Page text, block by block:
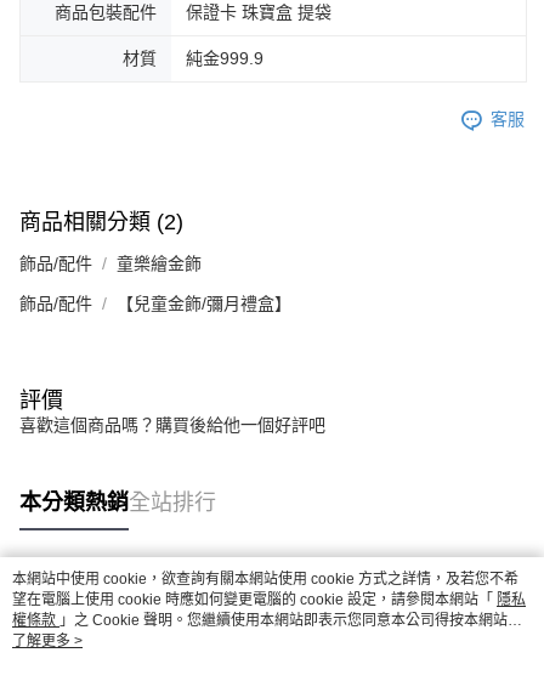
商品包裝配件 保證卡 珠寶盒 提袋
材質 純金999.9
客服
商品相關分類 (2)
飾品/配件 童樂繪金飾
飾品/配件 【兒童金飾/彌月禮盒】
評價
喜歡這個商品嗎？購買後給他一個好評吧
本分類熱銷全站排行
熱門標籤
本網站中使用 cookie，欲查詢有關本網站使用 cookie 方式之詳情，及若您不希
望在電腦上使用 cookie 時應如何變更電腦的 cookie 設定，請參閱本網站「 隱私
權條款 」之 Cookie 聲明。您繼續使用本網站即表示您同意本公司得按本網站使
用條款之 Cookie 聲明使用 cookie。
了解更多 >